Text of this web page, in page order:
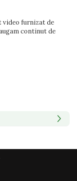
video furnizat de
continut de